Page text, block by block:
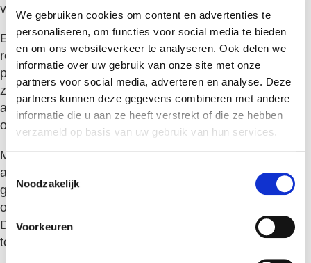
We gebruiken cookies om content en advertenties te
personaliseren, om functies voor social media te bieden
en om ons websiteverkeer te analyseren. Ook delen we
informatie over uw gebruik van onze site met onze
partners voor social media, adverteren en analyse. Deze
partners kunnen deze gegevens combineren met andere
informatie die u aan ze heeft verstrekt of die ze hebben
verzameld op basis van uw gebruik van hun services.
T
o
e
s
Noodzakelijk
Voorkeuren
vergissingen.
Een geautomatiseerd systeem kan vooraf ingestelde
regels toepassen voor verschillende tarieven,
projectcategorieën en goedkeuringsprocedures. Dit
zorgt voor consistente facturatie en vermindert de
administratieve last voor zowel detacheerder als
opdrachtgever.
Moderne software biedt mogelijkheden voor
automatische factuurgoedkeuring op basis van vooraf
gestelde criteria, directe verzending naar
opdrachtgevers en integratie met boekhoudsystemen.
Dit creëert een naadloze workflow van urenregistratie
tot betaling.